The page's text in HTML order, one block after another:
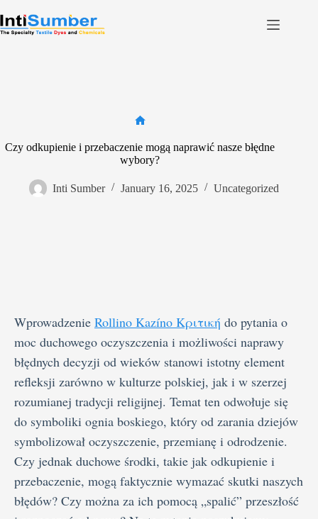
to
content
Contact
Czy odkupienie i przebaczenie mogą naprawić nasze błędne
wybory?
Inti Sumber January 16, 2025 Uncategorized
Wprowadzenie Rollino Kazíno Κριτική do pytania o
moc duchowego oczyszczenia i możliwości naprawy
błędnych decyzji od wieków stanowi istotny element
refleksji zarówno w kulturze polskiej, jak i w szerzej
rozumianej tradycji religijnej. Temat ten odwołuje się
do symboliki ognia boskiego, który od zarania dziejów
symbolizował oczyszczenie, przemianę i odrodzenie.
Czy jednak duchowe środki, takie jak odkupienie i
przebaczenie, mogą faktycznie wymazać skutki naszych
błędów? Czy można za ich pomocą „spalić” przeszłość